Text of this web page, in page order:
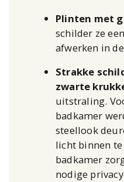
Plinten met
schilder ze
afwerken in
Strakke
zwarte
uitstraling.
badkamer
steellook
licht binnen
badkamer
nodige